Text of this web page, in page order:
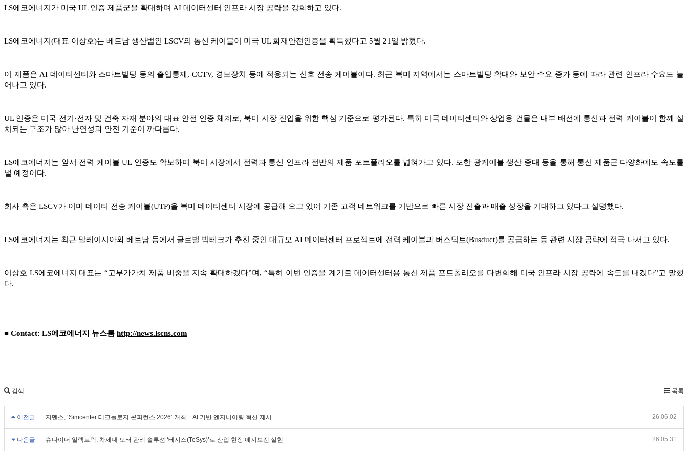
LS에코에너지가 미국 UL 인증 제품군을 확대하며 AI 데이터센터 인프라 시장 공략을 강화하고 있다.
LS에코에너지(대표 이상호)는 베트남 생산법인 LSCV의 통신 케이블이 미국 UL 화재안전인증을 획득했다고 5월 21일 밝혔다.
이 제품은 AI 데이터센터와 스마트빌딩 등의 출입통제, CCTV, 경보장치 등에 적용되는 신호 전송 케이블이다. 최근 북미 지역에서는 스마트빌딩 확대와 보안 수요 증가 등에 따라 관련 인프라 수요도 늘
어나고 있다.
UL 인증은 미국 전기·전자 및 건축 자재 분야의 대표 안전 인증 체계로, 북미 시장 진입을 위한 핵심 기준으로 평가된다. 특히 미국 데이터센터와 상업용 건물은 내부 배선에 통신과 전력 케이블이 함께 설
치되는 구조가 많아 난연성과 안전 기준이 까다롭다.
LS에코에너지는 앞서 전력 케이블 UL 인증도 확보하며 북미 시장에서 전력과 통신 인프라 전반의 제품 포트폴리오를 넓혀가고 있다. 또한 광케이블 생산 증대 등을 통해 통신 제품군 다양화에도 속도를
낼 예정이다.
회사 측은 LSCV가 이미 데이터 전송 케이블(UTP)을 북미 데이터센터 시장에 공급해 오고 있어 기존 고객 네트워크를 기반으로 빠른 시장 진출과 매출 성장을 기대하고 있다고 설명했다.
LS에코에너지는 최근 말레이시아와 베트남 등에서 글로벌 빅테크가 추진 중인 대규모 AI 데이터센터 프로젝트에 전력 케이블과 버스덕트(Busduct)를 공급하는 등 관련 시장 공략에 적극 나서고 있다.
이상호 LS에코에너지 대표는 “고부가가치 제품 비중을 지속 확대하겠다”며, “특히 이번 인증을 계기로 데이터센터용 통신 제품 포트폴리오를 다변화해 미국 인프라 시장 공략에 속도를 내겠다”고 말했
다.
■ Contact: LS에코에너지 뉴스룸 http://news.lscns.com
검색 목록
이전글 지멘스, ‘Simcenter 테크놀로지 콘퍼런스 2026’ 개최... AI 기반 엔지니어링 혁신 제시 26.06.02
다음글 슈나이더 일렉트릭, 차세대 모터 관리 솔루션 ‘테시스(TeSys)’로 산업 현장 예지보전 실현 26.05.31